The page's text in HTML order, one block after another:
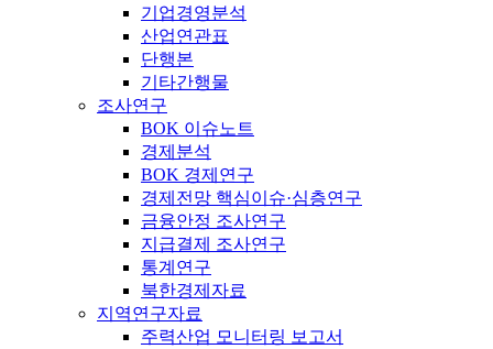
기업경영분석
산업연관표
단행본
기타간행물
조사연구
BOK 이슈노트
경제분석
BOK 경제연구
경제전망 핵심이슈·심층연구
금융안정 조사연구
지급결제 조사연구
통계연구
북한경제자료
지역연구자료
주력산업 모니터링 보고서